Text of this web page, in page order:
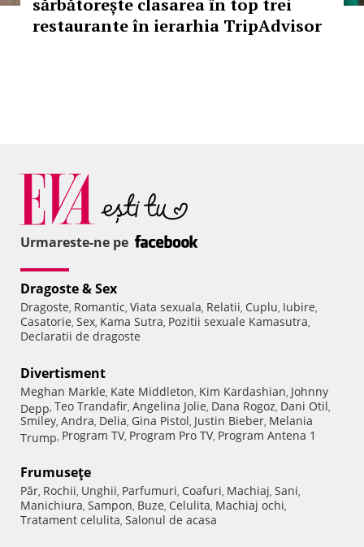
sărbătorește clasarea în top trei
restaurante în ierarhia TripAdvisor
Urmareste-ne pe
Dragoste & Sex
Dragoste, Romantic, Viata sexuala, Relatii, Cuplu, Iubire,
Casatorie, Sex, Kama Sutra, Pozitii sexuale Kamasutra,
Declaratii de dragoste
Divertisment
Meghan Markle, Kate Middleton, Kim Kardashian, Johnny
Depp, Teo Trandafir, Angelina Jolie, Dana Rogoz, Dani Otil,
Smiley, Andra, Delia, Gina Pistol, Justin Bieber, Melania
Trump, Program TV, Program Pro TV, Program Antena 1
Frumuseţe
Păr, Rochii, Unghii, Parfumuri, Coafuri, Machiaj, Sani,
Manichiura, Sampon, Buze, Celulita, Machiaj ochi,
Tratament celulita, Salonul de acasa